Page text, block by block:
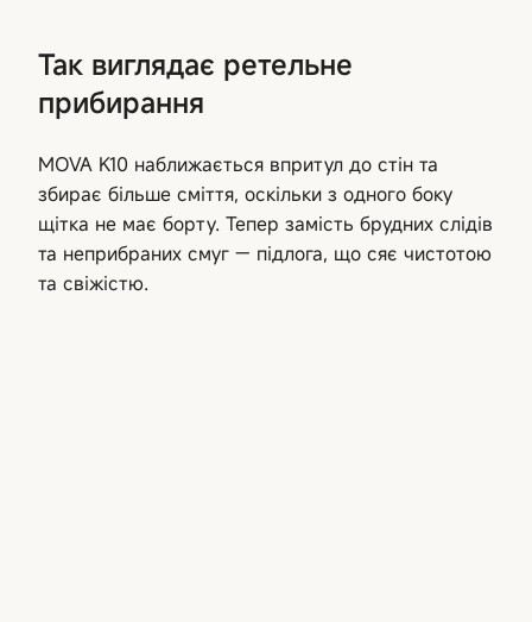
Так виглядає ретельне
прибирання
MOVA K10 наближається впритул до стін та
збирає більше сміття, оскільки з одного боку
щітка не має борту. Тепер замість брудних слідів
та неприбраних смуг — підлога, що сяє чистотою
та свіжістю.